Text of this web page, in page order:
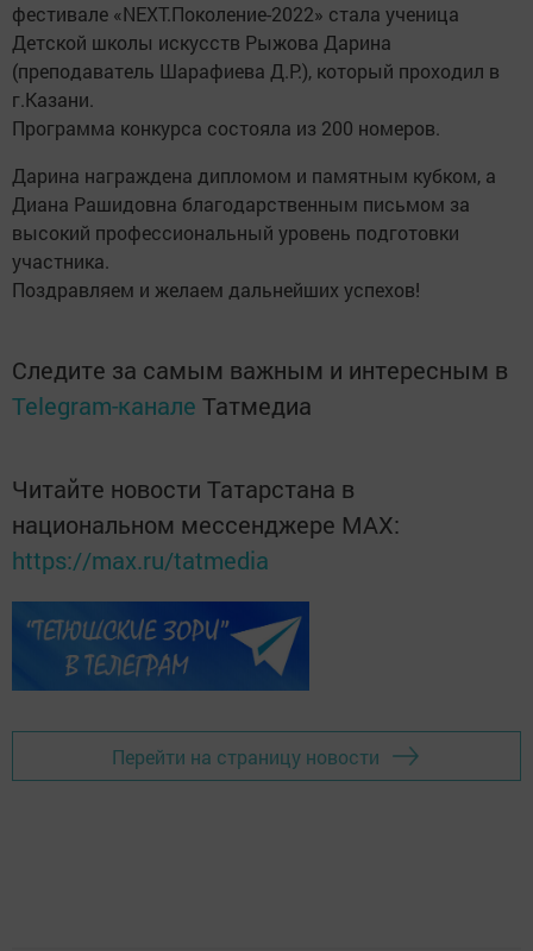
фестивале «NEXT.Поколение-2022» стала ученица
Детской школы искусств Рыжова Дарина
(преподаватель Шарафиева Д.Р.), который проходил в
г.Казани.
Программа конкурса состояла из 200 номеров.
Дарина награждена дипломом и памятным кубком, а
Диана Рашидовна благодарственным письмом за
высокий профессиональный уровень подготовки
участника.
Поздравляем и желаем дальнейших успехов!
Следите за самым важным и интересным в
Telegram-канале Татмедиа
Читайте новости Татарстана в
национальном мессенджере MАХ:
https://max.ru/tatmedia
Перейти на страницу новости